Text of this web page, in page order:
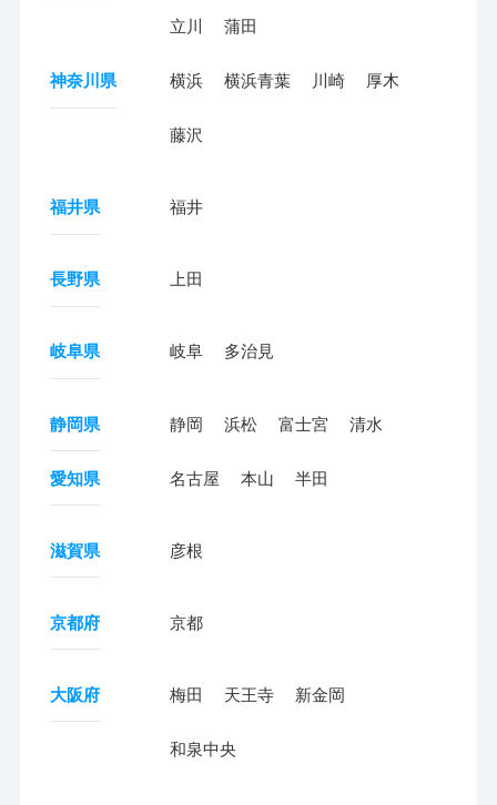
立川 蒲田
神奈川県 横浜 横浜青葉 川崎 厚木
藤沢
福井県 福井
長野県 上田
岐阜県 岐阜 多治見
静岡県 静岡 浜松 富士宮 清水
愛知県 名古屋 本山 半田
滋賀県 彦根
京都府 京都
大阪府 梅田 天王寺 新金岡
和泉中央